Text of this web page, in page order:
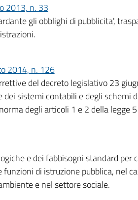
2013, n. 33
gli obblighi di pubblicita',
2014, n. 126
del decreto legislativo 23
sistemi contabili e degli schemi
degli articoli 1 e 2 della legge
e dei fabbisogni standard per
di istruzione pubblica, nel
e nel settore sociale.